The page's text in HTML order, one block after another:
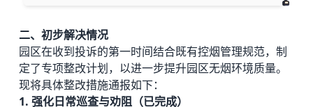
二、初步解决情况
园区在收到投诉的第一时间结合既有控烟管理规范，制
定了专项整改计划，以进一步提升园区无烟环境质量。
现将具体整改措施通报如下：
1. 强化日常巡查与劝阻（已完成）